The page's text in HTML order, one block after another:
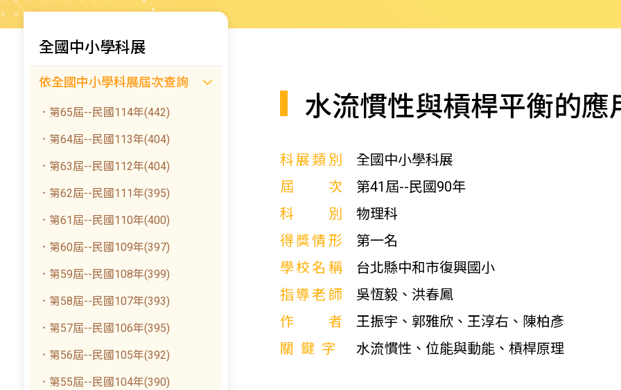
全國中小學科展
依全國中小學科展屆次查詢
．第65屆--民國114年(442)
．第64屆--民國113年(404)
．第63屆--民國112年(404)
．第62屆--民國111年(395)
．第61屆--民國110年(400)
．第60屆--民國109年(397)
．第59屆--民國108年(399)
．第58屆--民國107年(393)
．第57屆--民國106年(395)
．第56屆--民國105年(392)
．第55屆--民國104年(390)
水流慣性與槓桿平衡的應
科展類別
全國中小學科展
屆次
第41屆--民國90年
科別
物理科
得獎情形
第一名
學校名稱
台北縣中和市復興國小
指導老師
吳恆毅、洪春鳳
作者
王振宇、郭雅欣、王淳右、陳柏彥
關鍵字
水流慣性、位能與動能、槓桿原理